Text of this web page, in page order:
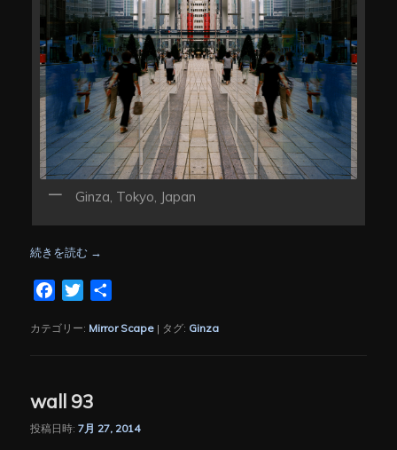
Ginza, Tokyo, Japan
続きを読む →
FacebookTwitter
カテゴリー: Mirror Scape | タグ: Ginza
wall 93
投稿日時:7月 27, 2014